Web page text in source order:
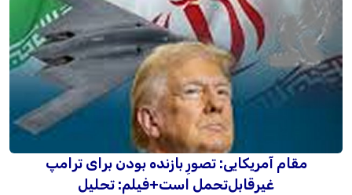
مقام آمریکایی: تصورِ بازنده بودن برای ترامپ
غیرقابل‌تحمل است+فیلم: تحلیل